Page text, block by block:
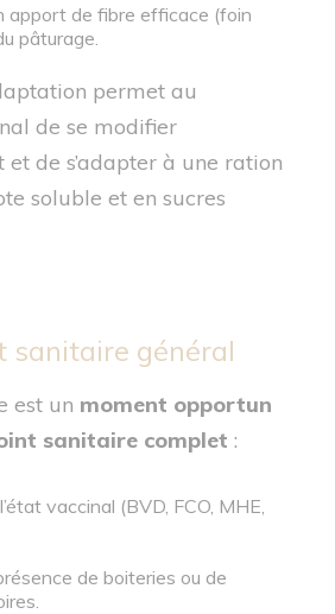
apport de fibre efficace (foin
pâturage.
permet au
de se modifier
de s’adapter à une ration
soluble et en sucres
sanitaire général
est un moment opportun
sanitaire complet :
vaccinal (BVD, FCO, MHE,
de boiteries ou de